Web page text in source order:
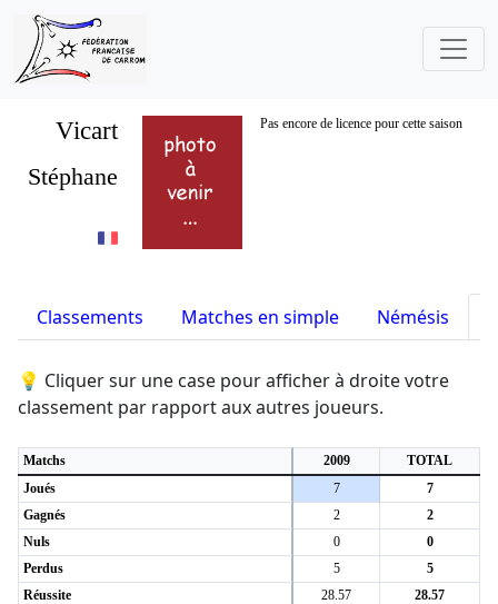
Vicart Pas encore de licence pour cette saison
Stéphane
Classements Matches en simple Némésis
💡 Cliquer sur une case pour afficher à droite votre
classement par rapport aux autres joueurs.
Matchs 2009
TOTAL
Joués
7
7
Gagnés
2
2
Nuls
0
0
Perdus
5
5
Réussite
28.57 28.57